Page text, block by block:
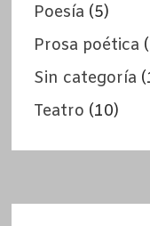
Poesía (5)
Prosa poética
Sin categoría
Teatro (10)